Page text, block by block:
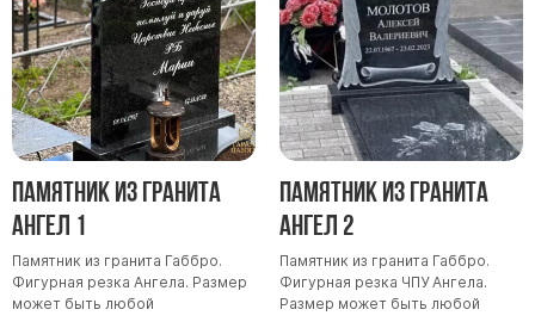
Барельефы
Кресты
Голуби
Распятие
Скорбящие
Цветы
Памятник из гранита
Ангел 1
Памятник из гранита Габбро.
Фигурная резка Ангела. Размер
может быть любой
Памятник из гранита
Ангел 2
Памятник из гранита Габбро.
Фигурная резка ЧПУ Ангела.
Размер может быть любой